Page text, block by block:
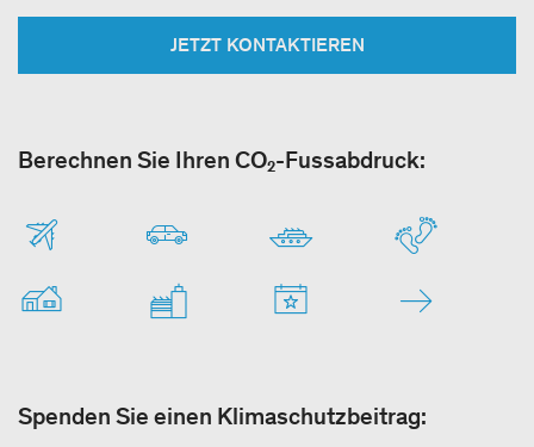
JETZT KONTAKTIEREN
Berechnen Sie Ihren CO₂-Fussabdruck:
Spenden Sie einen Klimaschutzbeitrag: